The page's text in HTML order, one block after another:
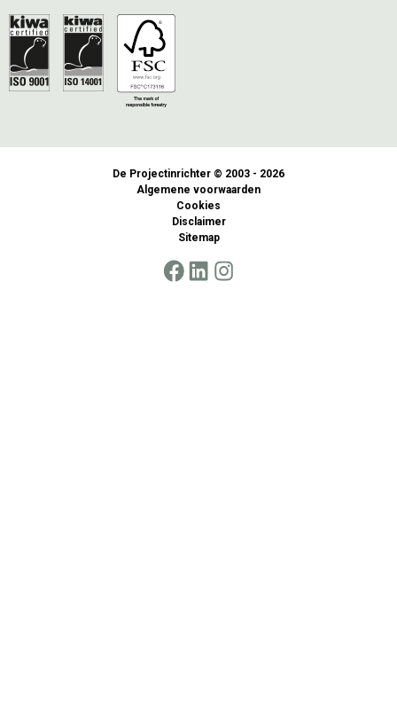
De Projectinrichter © 2003 - 2026
Algemene voorwaarden
Cookies
Disclaimer
Sitemap